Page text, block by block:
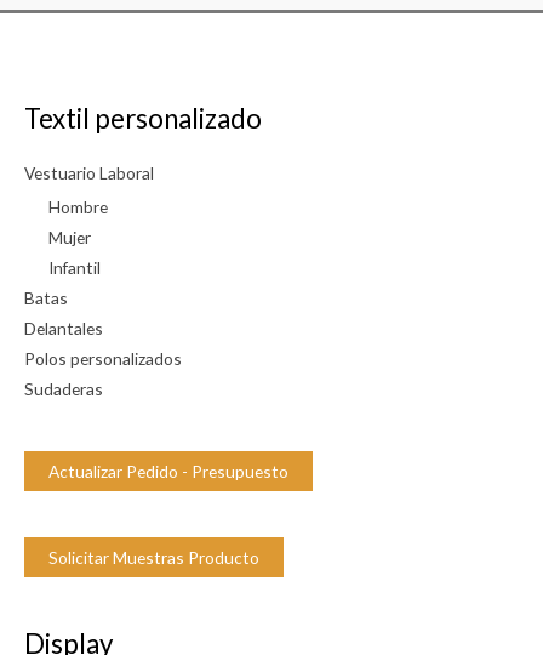
íp
i
i
a
d
Textil personalizado
Vestuario Laboral
Hombre
Mujer
Infantil
Batas
Delantales
Polos personalizados
Sudaderas
Actualizar Pedido - Presupuesto
Solicitar Muestras Producto
Display